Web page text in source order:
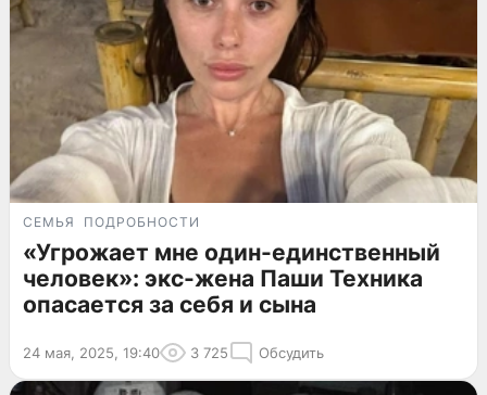
СЕМЬЯ ПОДРОБНОСТИ
«Угрожает мне один-единственный
человек»: экс-жена Паши Техника
опасается за себя и сына
24 мая, 2025, 19:40 3 725 Обсудить